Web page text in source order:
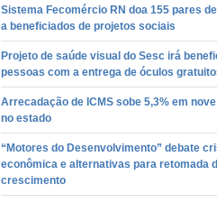
Sistema Fecomércio RN doa 155 pares
a beneficiados de projetos sociais
Projeto de saúde visual do Sesc irá
pessoas com a entrega de óculos
Arrecadação de ICMS sobe 5,3% em
no estado
“Motores do Desenvolvimento” debate
econômica e alternativas para retomada
crescimento